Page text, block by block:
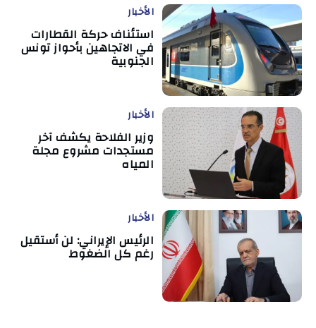
الأخبار
استئناف حركة القطارات
في الاتجاهين بأحواز تونس
الجنوبية
الأخبار
وزير الفلاحة يكشف آخر
مستجدات مشروع مجلة
المياه
الأخبار
الرئيس الإيراني: لن أستقيل
رغم كل الضغوط